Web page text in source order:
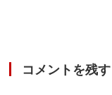
コメントを残す